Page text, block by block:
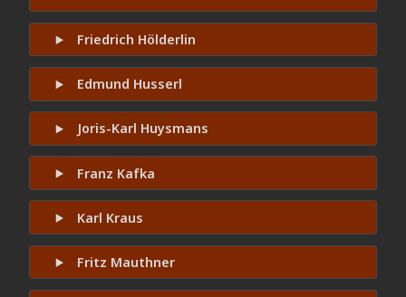
Friedrich Hölderlin
Edmund Husserl
Joris-Karl Huysmans
Franz Kafka
Karl Kraus
Fritz Mauthner